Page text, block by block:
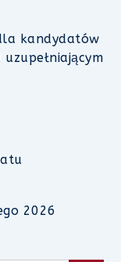
kandydatów
2026